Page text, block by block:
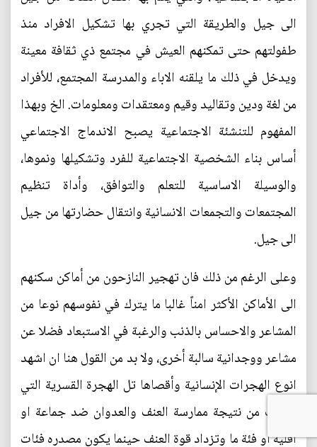
الى جيل والطريقة التي تجري بها تشكيل الافراد منذ
طفولتهم حتى تمكنهم العيش في مجتمع ذي ثقافة معينة
ويدخل في ذلك ما يلقنه الاباء والمدرسة المجتمع، للأفراد
من لغة ودين وتقاليد وقيم ومعتقدات ومعلومات. الخ وبهذا
المفهوم للتنشئة الاجتماعية يصبح الاندماج الاجتماعي
أساس بناء الشخصية الاجتماعية للفرد وتشكيلها ونموها،
والوسيلة الاساسية للتعلم والتوافق، وأداة تنظيم
المجتمعات والتجمعات الانسانية وانتقال حضارتها من جيل
الى جيل.
وعلى الرغم من ذلك فان تهجير النازحون من أماكن سكنهم
الى الأماكن الأكثر امناً غالبا ما يترك في نفوسهم نوعا من
المشاعر والاحساس بالذنب والرغبة في الاستبعاد فضلا عن
مشاعر ووجدانية سالبة أخرى، ولا بد من القول هنا ان اشهد
انوع الهجرات الإنسانية وأقصاها تل الهجرة القسرية التي
تحدث من نتيجة ممارسة العنف والعدوان ضد جماعة او
اقلية او فئة ما وتزداد قوة العنف حينما يكون مصدره فئات